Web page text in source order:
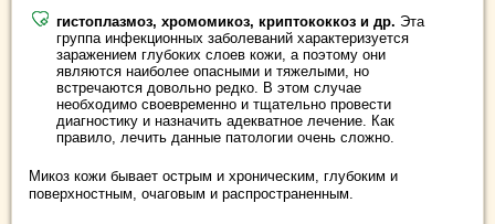
гистоплазмоз, хромомикоз, криптококкоз и др. Эта
группа инфекционных заболеваний характеризуется
заражением глубоких слоев кожи, а поэтому они
являются наиболее опасными и тяжелыми, но
встречаются довольно редко. В этом случае
необходимо своевременно и тщательно провести
диагностику и назначить адекватное лечение. Как
правило, лечить данные патологии очень сложно.
Микоз кожи бывает острым и хроническим, глубоким и
поверхностным, очаговым и распространенным.